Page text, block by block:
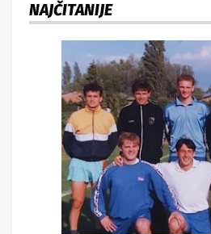
NAJČITANIJE